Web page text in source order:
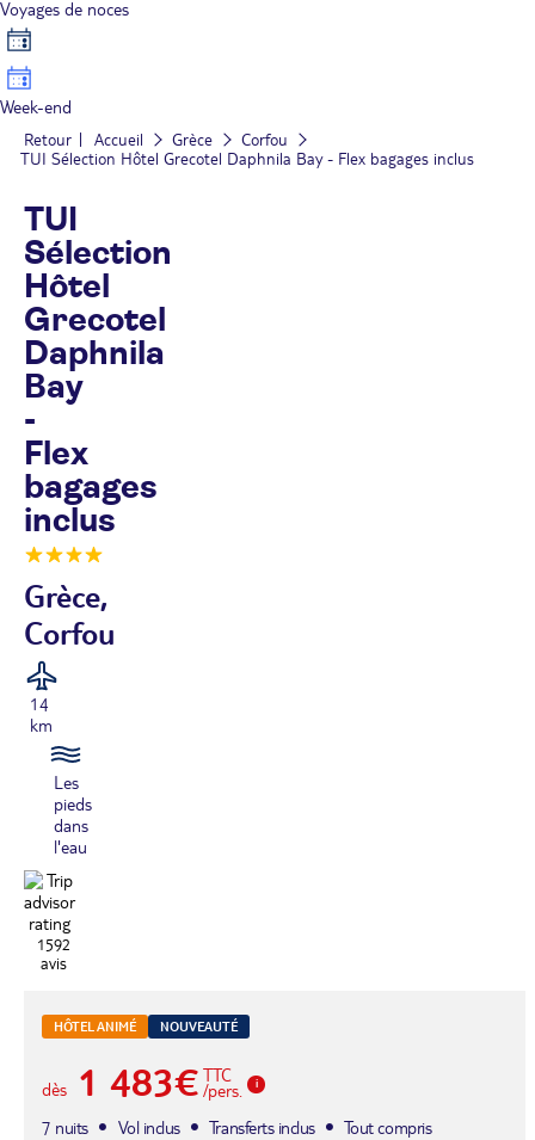
Voyages de noces
Week-end
Retour Accueil Grèce
Corfou
TUI Sélection Hôtel Grecotel Daphnila Bay - Flex bagages inclus
TUI
Sélection
Hôtel
Grecotel
Daphnila
Bay
-
Flex
bagages
inclus
Grèce,
Corfou
14
km
Les
pieds
dans
l'eau
1592
avis
HÔTEL ANIMÉ NOUVEAUTÉ
dès 1 483€ TTC
/pers.
7 nuits
Vol inclus Transferts inclus
Tout compris